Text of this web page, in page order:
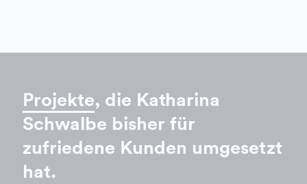
Projekte, die Katharina
Schwalbe bisher für
zufriedene Kunden umgesetzt
hat.